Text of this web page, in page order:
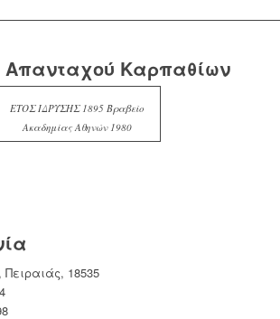
Απανταχού Καρπαθίων
ΕΤΟΣ ΙΔΡΥΣΗΣ 1895 Βραβείο
Ακαδημίας Αθηνών 1980
18535